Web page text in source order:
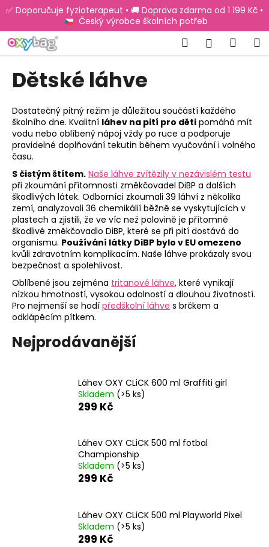
Přejít
na✅ Doporučuje fyzioterapeut • 🚚 Doprava zdarma od 1 199 Kč •
Český výrobce školních potřeb
Hledat
Dětské láhve
Dostatečný pitný režim je důležitou součástí každého
školního dne. Kvalitní láhev na pití pro děti pomáhá mít
vodu nebo oblíbený nápoj vždy po ruce a podporuje
pravidelné doplňování tekutin během vyučování i volného
času.
S čistým štítem. Naše láhve zvítězily v nezávislém testu
při zkoumání přítomnosti změkčovadel DiBP a dalších
škodlivých látek. Odborníci zkoumali 39 láhví z několika
zemí, analyzovali 36 chemikálií běžně se vyskytujících v
plastech a zjistili, že ve víc než polovině je přítomné
škodlivé změkčovadlo DiBP, které se při pití dostává do
organismu. Používání látky DiBP bylo v EU omezeno
kvůli zdravotním komplikacím. Naše láhve prokázaly svou
bezpečnost a spolehlivost.
Oblíbené jsou zejména tritanové láhve, které vynikají
nízkou hmotností, vysokou odolností a dlouhou životností.
Pro nejmenší se hodí předškolní láhve s brčkem a
odklápěcím pítkem.
Nejprodávanější
Láhev OXY CLiCK 600 ml Graffiti girl
Skladem (>5 ks)
299 Kč
Láhev OXY CLiCK 500 ml fotbal
Championship
Skladem (>5 ks)
299 Kč
Láhev OXY CLiCK 500 ml Playworld Pixel
Skladem (>5 ks)
299 Kč
K
š
í
Zpět
Zpět
o
o
t
ř
e
b
u
j
e
t
e
n
a
j
í
t
?
HLEDAT